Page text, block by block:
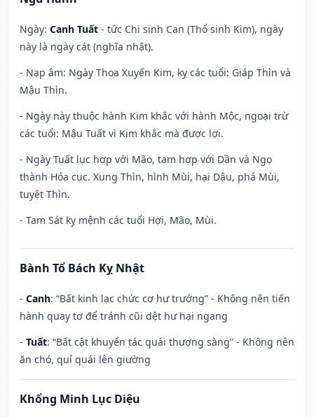
Ngày: Canh Tuất - tức Chi sinh Can (Thổ sinh Kim), ngày
này là ngày cát (nghĩa nhật).
- Nạp âm: Ngày Thoa Xuyến Kim, kỵ các tuổi: Giáp Thìn và
Mậu Thìn.
- Ngày này thuộc hành Kim khắc với hành Mộc, ngoại trừ
các tuổi: Mậu Tuất vì Kim khắc mà được lợi.
- Ngày Tuất lục hợp với Mão, tam hợp với Dần và Ngọ
thành Hỏa cục. Xung Thìn, hình Mùi, hại Dậu, phá Mùi,
tuyệt Thìn.
- Tam Sát kỵ mệnh các tuổi Hợi, Mão, Mùi.
Bành Tổ Bách Kỵ Nhật
- Canh: “Bất kinh lạc chức cơ hư trướng” - Không nên tiến
hành quay tơ để tránh cũi dệt hư hại ngang
- Tuất: “Bất cật khuyển tác quái thượng sàng” - Không nên
ăn chó, quỉ quái lên giường
Khổng Minh Lục Diệu